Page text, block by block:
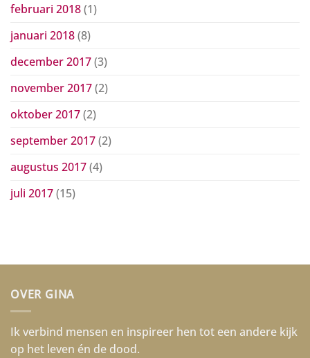
februari 2018(1)
januari 2018(8)
december 2017(3)
november 2017(2)
oktober 2017(2)
september 2017(2)
augustus 2017(4)
juli 2017(15)
OVER GINA
Ik verbind mensen en inspireer hen tot een andere kijk
op het leven én de dood.